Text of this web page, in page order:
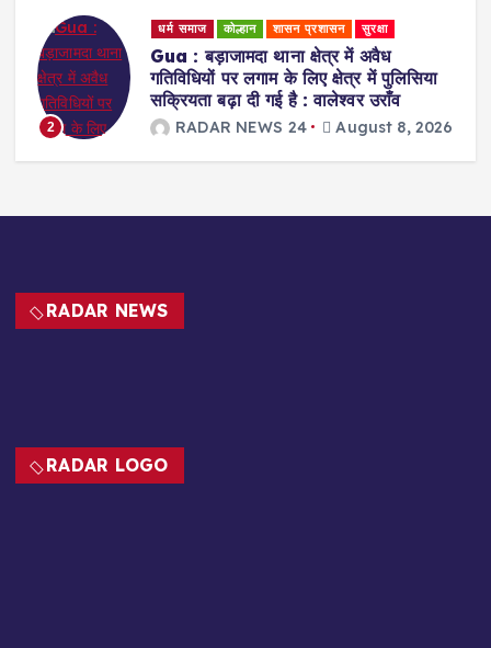
2
धर्म समाज कोल्हान शासन प्रशासन सुरक्षा
Gua : बड़ाजामदा थाना क्षेत्र में अवैध
गतिविधियों पर लगाम के लिए क्षेत्र में पुलिसिया
सक्रियता बढ़ा दी गई है : वालेश्वर उराँव
RADAR NEWS 24 August 8, 2026
RADAR NEWS
RADAR LOGO